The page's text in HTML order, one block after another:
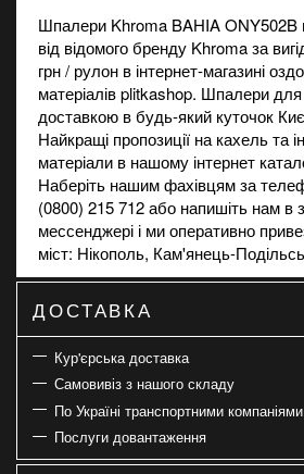
Шпалери Khroma BAHIA ONY502B
від відомого бренду Khroma за
грн / рулон в інтернет-магазині
матеріалів plitkashop. Шпалери
доставкою в будь-який куточок
Найкращі пропозиції на кахельта
матеріали в нашому інтернет
Наберіть нашим фахівцям за
(0800) 215 712 або напишіть нам в
мессенджері і ми оперативно
міст: Нікополь, Кам'янець-
ДОСТАВКА
Кур'єрська доставка
Самовивіз з нашого складу
По Україні транспортними
Послуги довантаження